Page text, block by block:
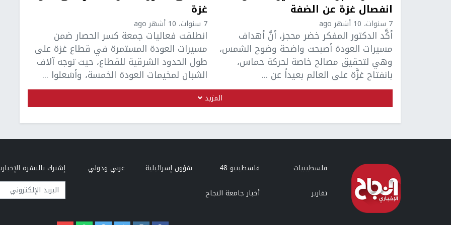
انفصال غزة عن الضفة
7 سنوات، 10 أشهر ago
أكَّد الدكتور المفكر خضر محجز، أنَّ أهداف
مسيرات العودة أصبحت واضحة وضوح الشمس،
وهي لتحقيق مصالح خاصة لحركة حماس،
بانفتاح غزَّة على العالم بعيداً عن ...
غزة
7 سنوات، 10 أشهر ago
انطلقت فعاليات جمعة كسر الحصار ضمن
مسيرات العودة المستمرة في قطاع غزة على
طول الحدود الشرقية للقطاع، حيث توجه آلاف
الشبان لمخيمات العودة الخمسة، وأشعلوا ...
المزيد
فلسطينيات فلسطينيو 48 شؤون إسرائيلية
عربي ودولي
تقارير
أخبار جامعة النجاح
إشترك بالنشرة
البريد الإلكتروني